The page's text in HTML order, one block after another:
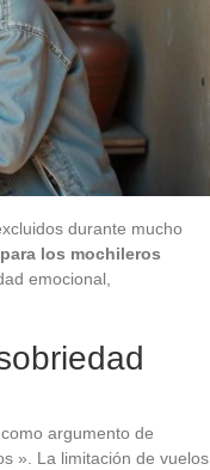
durante mucho
los mochileros
emocional,
argumento de
». La limitación de vuelos